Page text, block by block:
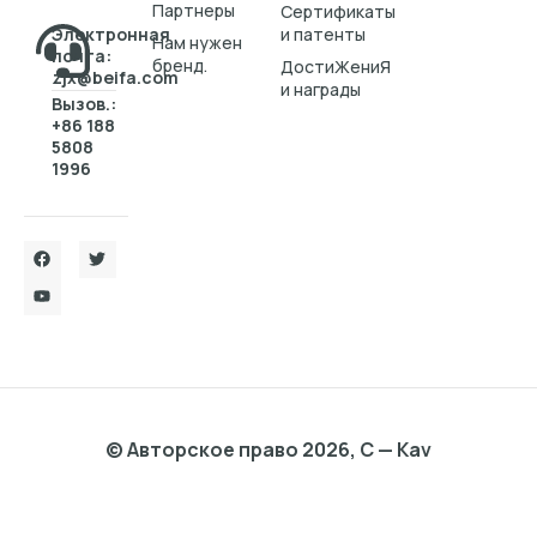
Электронная
почта:
zjx@beifa.com
Вызов.:
+86 188
5808
1996
Партнеры
Нам нужен
бренд.
Cертификаты
и патенты
ДостиЖениЯ
и награды
© Авторское право 2026, C — Kav